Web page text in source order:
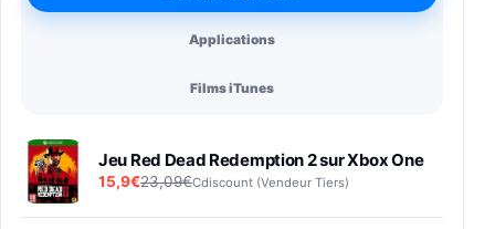
Applications
Films iTunes
Jeu Red Dead Redemption 2 sur Xbox One
15,9€23,09€Cdiscount (Vendeur Tiers)